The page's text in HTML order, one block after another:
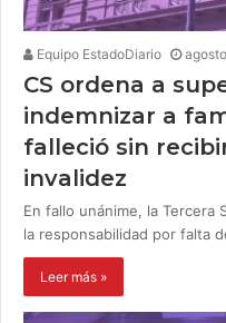
Equipo EstadoDiario
CS ordena a
indemnizar a
falleció sin
invalidez
En fallo unánime, la Tercera
la responsabilidad por falta
Leer más »